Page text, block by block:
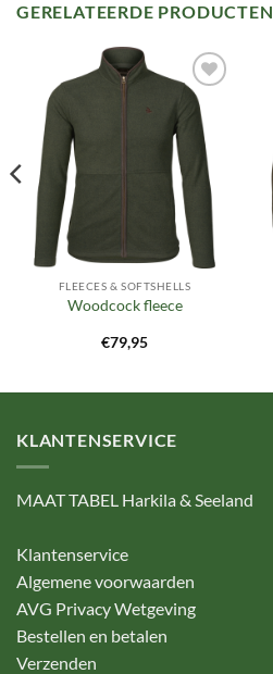
GERELATEERDE PRODUCTEN
Toevoegen
aan
verlanglijst
FLEECES & SOFTSHELLS
Woodcock fleece
€79,95
KLANTENSERVICE
MAAT TABEL Harkila & Seeland
Klantenservice
Algemene voorwaarden
AVG Privacy Wetgeving
Bestellen en betalen
Verzenden